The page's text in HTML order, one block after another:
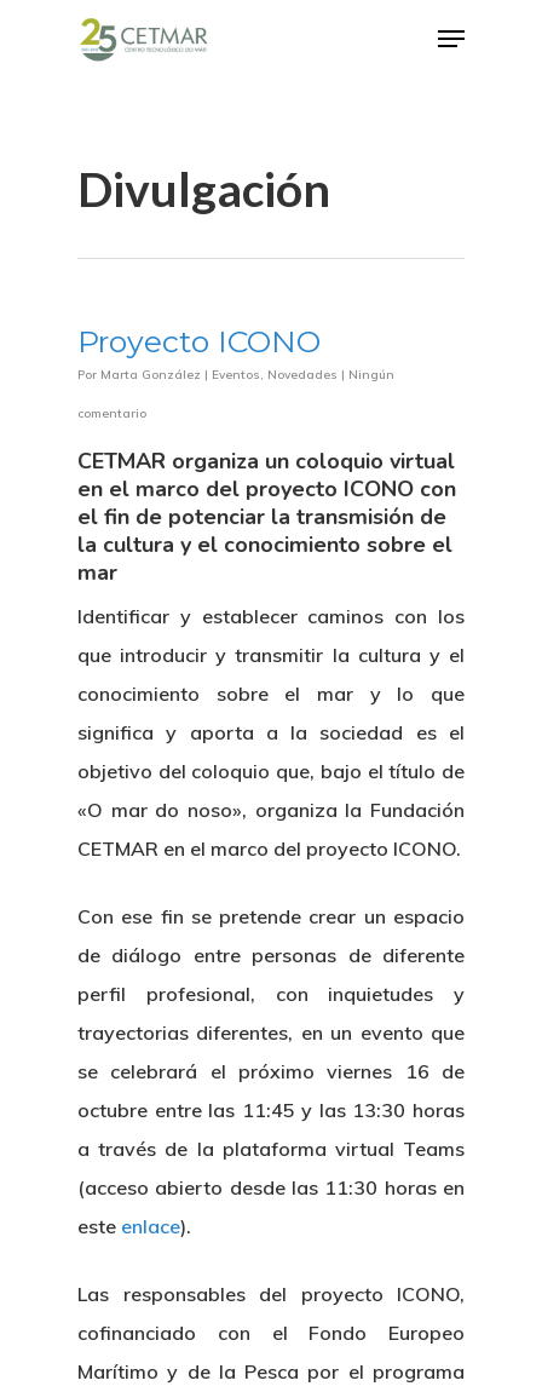
Divulgación
Proyecto ICONO
Por Marta González | Eventos, Novedades | Ningún
comentario
CETMAR organiza un coloquio virtual
en el marco del proyecto ICONO con
el fin de potenciar la transmisión de
la cultura y el conocimiento sobre el
mar
Identificar y establecer caminos con los
que introducir y transmitir la cultura y el
conocimiento sobre el mar y lo que
significa y aporta a la sociedad es el
objetivo del coloquio que, bajo el título de
«O mar do noso», organiza la Fundación
CETMAR en el marco del proyecto ICONO.
Con ese fin se pretende crear un espacio
de diálogo entre personas de diferente
perfil profesional, con inquietudes y
trayectorias diferentes, en un evento que
se celebrará el próximo viernes 16 de
octubre entre las 11:45 y las 13:30 horas
a través de la plataforma virtual Teams
(acceso abierto desde las 11:30 horas en
este enlace).
Las responsables del proyecto ICONO,
cofinanciado con el Fondo Europeo
Marítimo y de la Pesca por el programa